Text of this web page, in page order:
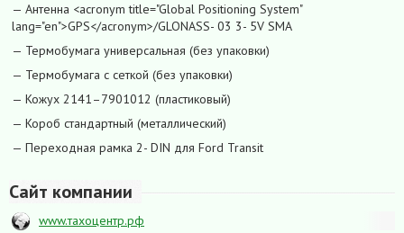
— Антенна <acronym title="Global Positioning System"
lang="en">GPS</acronym>/GLONASS- 03 3- 5V SMA
— Термобумага универсальная (без упаковки)
— Термобумага с сеткой (без упаковки)
— Кожух 2141–7901012 (пластиковый)
— Короб стандартный (металлический)
— Переходная рамка 2- DIN для Ford Transit
Сайт компании
www.тахоцентр.рф